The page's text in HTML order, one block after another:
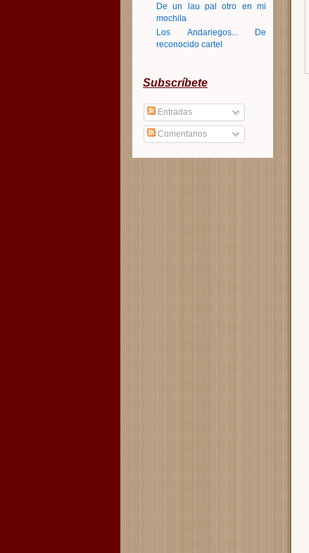
De un lau pal otro en mi
mochila
Los Andariegos... De
reconocido cartel
Subscríbete
Entradas
Comentarios